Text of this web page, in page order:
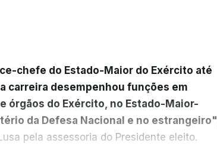
chefe do Estado-Maior do Exército até
carreira desempenhou funções em
órgãos do Exército, no Estado-Maior-
da Defesa Nacional e no estrangeiro"
pela assessoria do Presidente eleito.